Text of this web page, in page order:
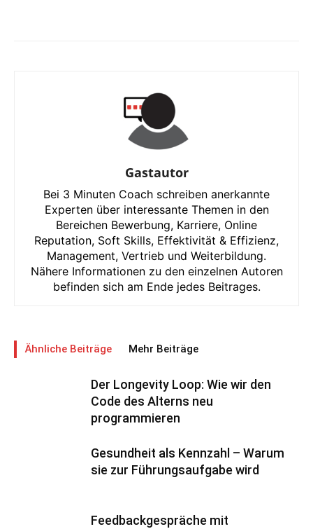
Gastautor
Bei 3 Minuten Coach schreiben anerkannte
Experten über interessante Themen in den
Bereichen Bewerbung, Karriere, Online
Reputation, Soft Skills, Effektivität & Effizienz,
Management, Vertrieb und Weiterbildung.
Nähere Informationen zu den einzelnen Autoren
befinden sich am Ende jedes Beitrages.
Ähnliche Beiträge Mehr Beiträge
Der Longevity Loop: Wie wir den
Code des Alterns neu
programmieren
Gesundheit als Kennzahl – Warum
sie zur Führungsaufgabe wird
Feedbackgespräche mit